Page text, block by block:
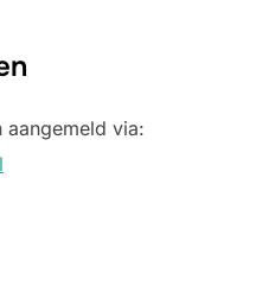
aangemeld via: